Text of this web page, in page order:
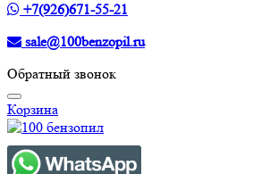
+7(926)671-55-21
sale@100benzopil.ru
Обратный звонок
Корзина